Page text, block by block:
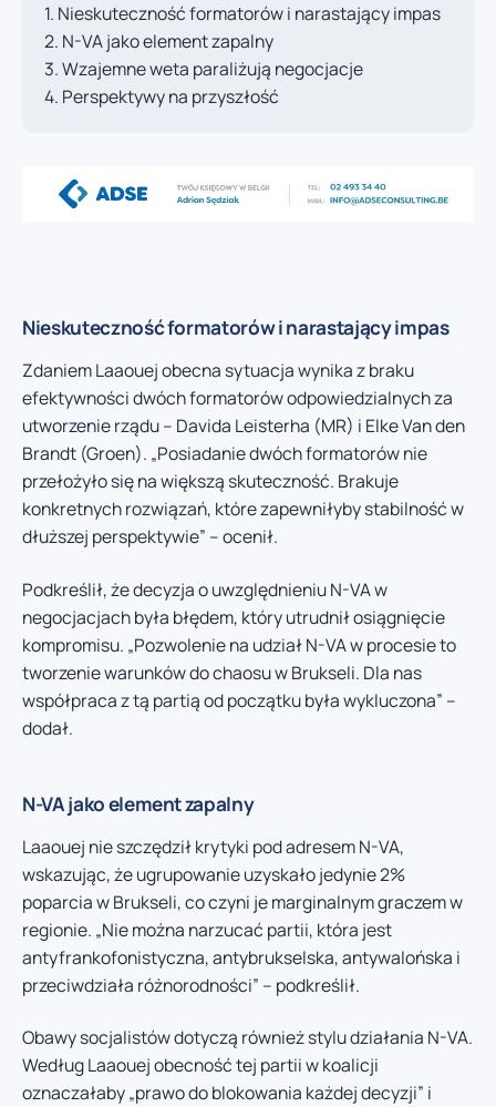
Nieskuteczność formatorów i narastający impas
N-VA jako element zapalny
Wzajemne weta paraliżują negocjacje
Perspektywy na przyszłość
Nieskuteczność formatorów i narastający impas
Zdaniem Laaouej obecna sytuacja wynika z braku
efektywności dwóch formatorów odpowiedzialnych za
utworzenie rządu – Davida Leisterha (MR) i Elke Van den
Brandt (Groen). „Posiadanie dwóch formatorów nie
przełożyło się na większą skuteczność. Brakuje
konkretnych rozwiązań, które zapewniłyby stabilność w
dłuższej perspektywie” – ocenił.
Podkreślił, że decyzja o uwzględnieniu N-VA w
negocjacjach była błędem, który utrudnił osiągnięcie
kompromisu. „Pozwolenie na udział N-VA w procesie to
tworzenie warunków do chaosu w Brukseli. Dla nas
współpraca z tą partią od początku była wykluczona” –
dodał.
N-VA jako element zapalny
Laaouej nie szczędził krytyki pod adresem N-VA,
wskazując, że ugrupowanie uzyskało jedynie 2%
poparcia w Brukseli, co czyni je marginalnym graczem w
regionie. „Nie można narzucać partii, która jest
antyfrankofonistyczna, antybrukselska, antywalońska i
przeciwdziała różnorodności” – podkreślił.
Obawy socjalistów dotyczą również stylu działania N-VA.
Według Laaouej obecność tej partii w koalicji
oznaczałaby „prawo do blokowania każdej decyzji” i